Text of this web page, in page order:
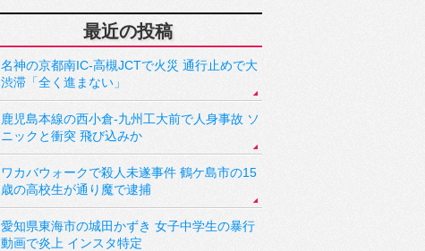
最近の投稿
名神の京都南IC-高槻JCTで火災 通行止めで大
渋滞「全く進まない」
鹿児島本線の西小倉-九州工大前で人身事故 ソ
ニックと衝突 飛び込みか
ワカバウォークで殺人未遂事件 鶴ケ島市の15
歳の高校生が通り魔で逮捕
愛知県東海市の城田かずき 女子中学生の暴行
動画で炎上 インスタ特定